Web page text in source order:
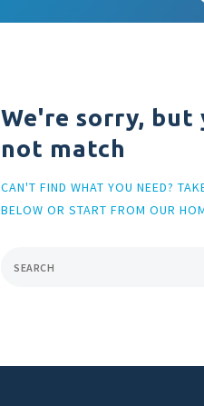
We're sorry, but
not match
CAN'T FIND WHAT YOU NEED?
BELOW OR START FROM OUR